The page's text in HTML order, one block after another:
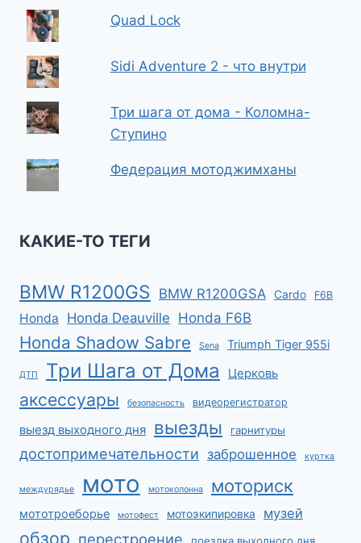
Quad Lock
Sidi Adventure 2 - что внутри
Три шага от дома - Коломна-
Ступино
Федерация мотоджимханы
КАКИЕ-ТО ТЕГИ
BMW R1200GS BMW R1200GSA Cardo F6B
Honda Honda Deauville Honda F6B
Honda Shadow Sabre Sena Triumph Tiger 955i
ДТП Три Шага от Дома Церковь
аксессуары безопасность видеорегистратор
выезд выходного дня выезды гарнитуры
достопримечательности заброшенное куртка
междурядье мото мотоколонна моториск
мототроеборье мотофест мотоэкипировка музей
обзор перестроение